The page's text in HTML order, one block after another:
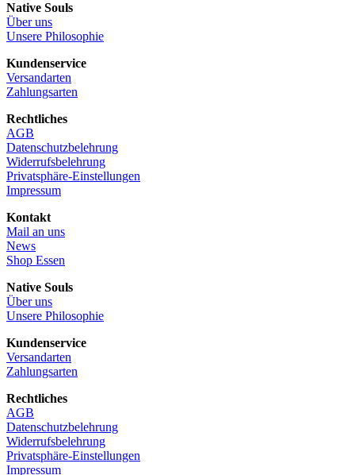
Native Souls
Über uns
Unsere Philosophie
Kundenservice
Versandarten
Zahlungsarten
Rechtliches
AGB
Datenschutzbelehrung
Widerrufsbelehrung
Privatsphäre-Einstellungen
Impressum
Kontakt
Mail an uns
News
Shop Essen
Native Souls
Über uns
Unsere Philosophie
Kundenservice
Versandarten
Zahlungsarten
Rechtliches
AGB
Datenschutzbelehrung
Widerrufsbelehrung
Privatsphäre-Einstellungen
Impressum